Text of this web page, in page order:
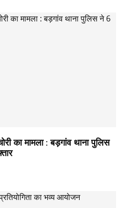
का मामला : बड़गांव थाना पुलिस